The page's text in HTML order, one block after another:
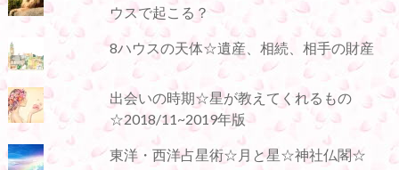
ウスで起こる？
8ハウスの天体☆遺産、相続、相手の財産
出会いの時期☆星が教えてくれるもの
☆2018/11~2019年版
東洋・西洋占星術☆月と星☆神社仏閣☆